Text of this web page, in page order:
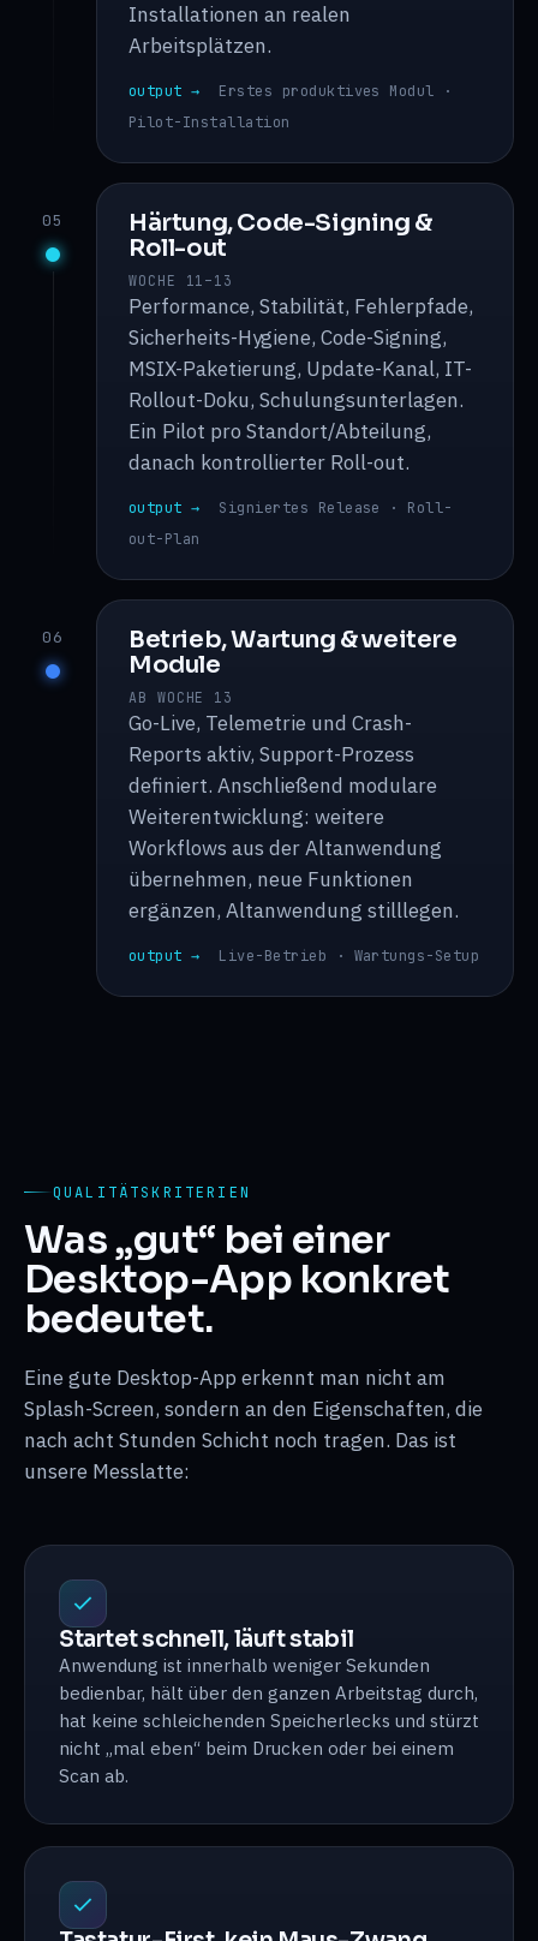
Installationen an realen
Arbeitsplätzen.
output →
Erstes produktives Modul ·
Pilot-Installation
05
Härtung, Code-Signing &
Roll-out
WOCHE 11–13
Performance, Stabilität, Fehlerpfade,
Sicherheits-Hygiene, Code-Signing,
MSIX-Paketierung, Update-Kanal, IT-
Rollout-Doku, Schulungsunterlagen.
Ein Pilot pro Standort/Abteilung,
danach kontrollierter Roll-out.
output →
Signiertes Release · Roll-
out-Plan
06
Betrieb, Wartung & weitere
Module
AB WOCHE 13
Go-Live, Telemetrie und Crash-
Reports aktiv, Support-Prozess
definiert. Anschließend modulare
Weiterentwicklung: weitere
Workflows aus der Altanwendung
übernehmen, neue Funktionen
ergänzen, Altanwendung stilllegen.
output → Live-Betrieb · Wartungs-Setup
QUALITÄTSKRITERIEN
Was „gut“ bei einer
Desktop-App konkret
bedeutet.
Eine gute Desktop-App erkennt man nicht am
Splash-Screen, sondern an den Eigenschaften, die
nach acht Stunden Schicht noch tragen. Das ist
unsere Messlatte:
Startet schnell, läuft stabil
Anwendung ist innerhalb weniger Sekunden
bedienbar, hält über den ganzen Arbeitstag durch,
hat keine schleichenden Speicherlecks und stürzt
nicht „mal eben“ beim Drucken oder bei einem
Scan ab.